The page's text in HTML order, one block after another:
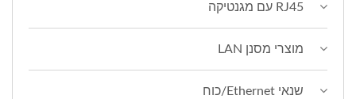
RJ45 עם מגנטיקה
מוצרי מסנן LAN
שנאי Ethernet/כוח